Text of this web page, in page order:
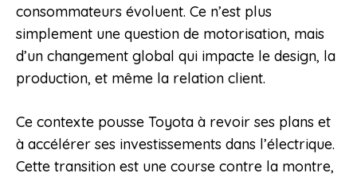
consommateurs évoluent. Ce n’est plus
simplement une question de motorisation, mais
d’un changement global qui impacte le design, la
production, et même la relation client.
Ce contexte pousse Toyota à revoir ses plans et
à accélérer ses investissements dans l’électrique.
Cette transition est une course contre la montre,